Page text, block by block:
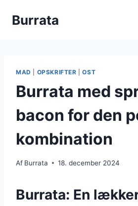
Burrata
MAD OPSKRIFTER |OST
Burrata med
bacon for den
kombination
Af Burrata 18. december 2024
Burrata: En